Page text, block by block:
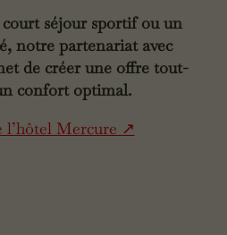
séjour sportif ou un
notre partenariat avec
de créer une offre tout-
confort optimal.
l’hôtel Mercure ↗